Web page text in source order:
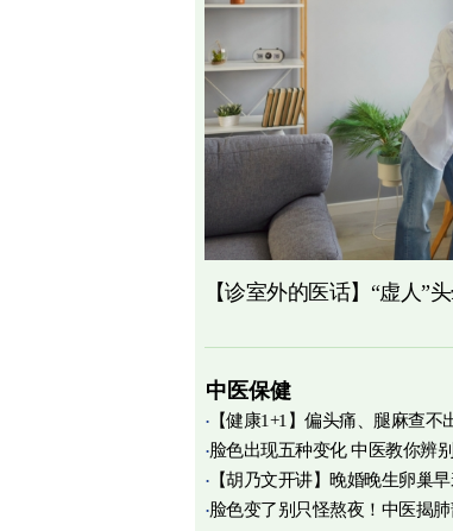
【诊室外的医话】“虚人”
中医保健
【健康1+1】偏头痛、腿麻查不
痛源竟在肌筋膜 图
脸色出现五种变化 中医教你辨
【胡乃文开讲】晚婚晚生卵巢
育
脸色变了别只怪熬夜！中医揭